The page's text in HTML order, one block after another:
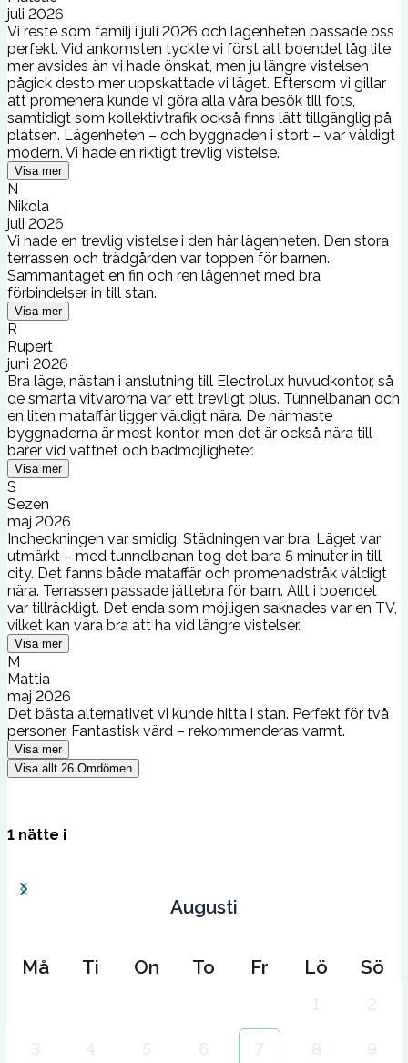
juli 2026
Vi reste som familj i juli 2026 och lägenheten passade oss
perfekt. Vid ankomsten tyckte vi först att boendet låg lite
mer avsides än vi hade önskat, men ju längre vistelsen
pågick desto mer uppskattade vi läget. Eftersom vi gillar
att promenera kunde vi göra alla våra besök till fots,
samtidigt som kollektivtrafik också finns lätt tillgänglig på
platsen. Lägenheten – och byggnaden i stort – var väldigt
modern. Vi hade en riktigt trevlig vistelse.
Visa mer
N
Nikola
juli 2026
Vi hade en trevlig vistelse i den här lägenheten. Den stora
terrassen och trädgården var toppen för barnen.
Sammantaget en fin och ren lägenhet med bra
förbindelser in till stan.
Visa mer
R
Rupert
juni 2026
Bra läge, nästan i anslutning till Electrolux huvudkontor, så
de smarta vitvarorna var ett trevligt plus. Tunnelbanan och
en liten mataffär ligger väldigt nära. De närmaste
byggnaderna är mest kontor, men det är också nära till
barer vid vattnet och badmöjligheter.
Visa mer
S
Sezen
maj 2026
Incheckningen var smidig. Städningen var bra. Läget var
utmärkt – med tunnelbanan tog det bara 5 minuter in till
city. Det fanns både mataffär och promenadstråk väldigt
nära. Terrassen passade jättebra för barn. Allt i boendet
var tillräckligt. Det enda som möjligen saknades var en TV,
vilket kan vara bra att ha vid längre vistelser.
Visa mer
M
Mattia
maj 2026
Det bästa alternativet vi kunde hitta i stan. Perfekt för två
personer. Fantastisk värd – rekommenderas varmt.
Visa mer
Visa allt 26 Omdömen
1 nätte i
Augusti
Må Ti On To Fr Lö Sö
1 2
3 4 5 6 7 8 9